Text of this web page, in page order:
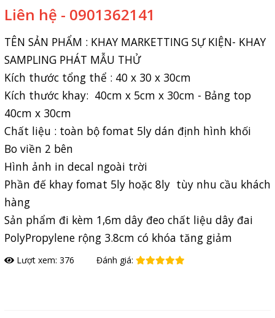
Liên hệ - 0901362141
TÊN SẢN PHẨM : KHAY MARKETTING SỰ KIỆN- KHAY
SAMPLING PHÁT MẪU THỬ
Kích thước tổng thể : 40 x 30 x 30cm
Kích thước khay: 40cm x 5cm x 30cm - Bảng top
40cm x 30cm
Chất liệu : toàn bộ fomat 5ly dán định hình khối
Bo viền 2 bên
Hình ảnh in decal ngoài trời
Phần đế khay fomat 5ly hoặc 8ly tùy nhu cầu khách
hàng
Sản phẩm đi kèm 1,6m dây đeo chất liệu dây đai
PolyPropylene rộng 3.8cm có khóa tăng giảm
Lượt xem: 376 Đánh giá: